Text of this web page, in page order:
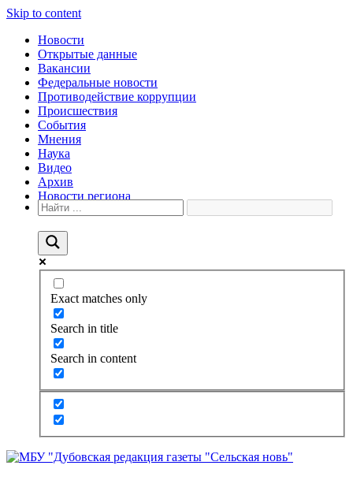
Skip to content
Новости
Открытые данные
Вакансии
Федеральные новости
Противодействие коррупции
Происшествия
События
Мнения
Наука
Видео
Архив
Новости региона
Exact matches only
Search in title
Search in content